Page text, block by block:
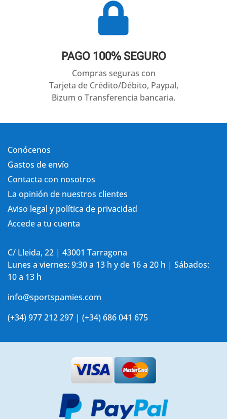

PAGO 100% SEGURO
Compras seguras con
Tarjeta de Crédito/Débito, Paypal,
Bizum o Transferencia bancaria.
Conócenos
Gastos de envío
Contacta con nosotros
La opinión de nuestros clientes
Aviso legal y política de privacidad
Accede a tu cuenta
C/ Lleida, 22 | 43001 Tarragona
Lunes a viernes: 9:30 a 13 h y de 16 a 20 h | Sábados:
10 a 13 h
info@sportspamies.com
(+34) 977 212 297 | (+34) 686 041 675